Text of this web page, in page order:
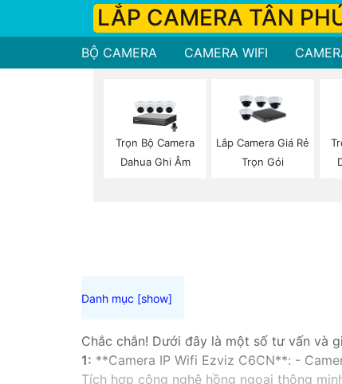
LẮP CAMERA TÂN
BỘ CAMERA CAMERA WIFI
Trọn Bộ Camera
Dahua Ghi Âm
Lắp Camera Giá Rẻ
Trọn Gói
Chắc chắn! Dưới đây là một số tư vấn và
1: **Camera IP Wifi Ezviz C6CN**: -
Tích hợp công nghệ hồng ngoại thông